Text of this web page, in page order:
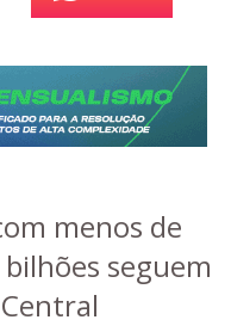
menos de
seguem